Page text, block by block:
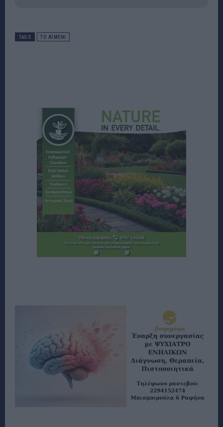
TAGS ΤΟ ΛΙΜΕΝΙ